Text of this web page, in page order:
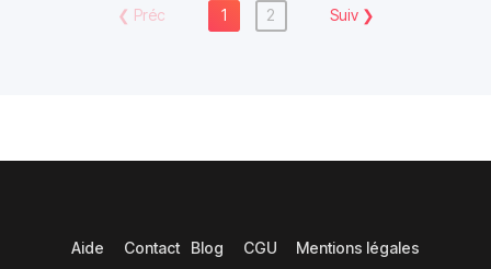
❮ Préc 1 2 Suiv❯
Aide Contact Blog CGU Mentions légales